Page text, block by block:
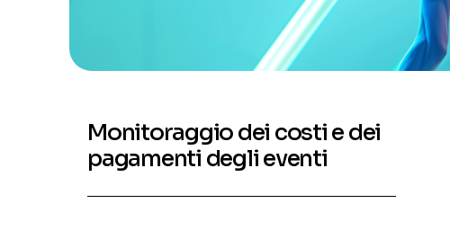
Monitoraggio dei costi e dei
pagamenti degli eventi